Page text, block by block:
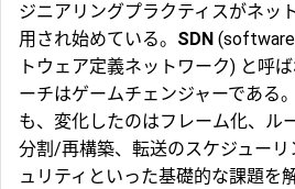
ジニアリングプラクティスがネッ
用され始めている。 SDN
トウェア定義ネットワーク) と呼
ーチはゲームチェンジャーである
も、変化したのはフレーム化、ル
分割/再構築、転送のスケジューリ
ュリティといった基礎的な課題を